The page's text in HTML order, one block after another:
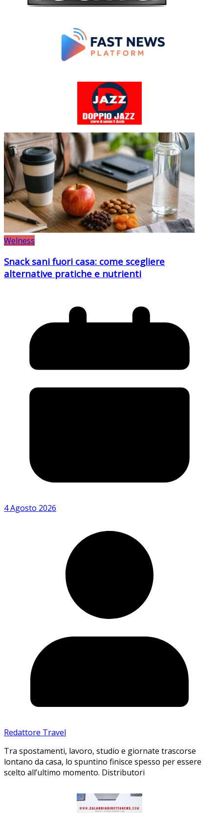
Welness
Snack sani fuori casa: come scegliere
alternative pratiche e nutrienti
4 Agosto 2026
Redattore Travel
Tra spostamenti, lavoro, studio e giornate trascorse
lontano da casa, lo spuntino finisce spesso per essere
scelto all’ultimo momento. Distributori